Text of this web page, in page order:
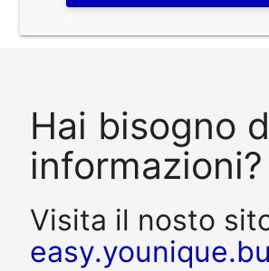
Hai bisogno
informazioni?
Visita il nosto